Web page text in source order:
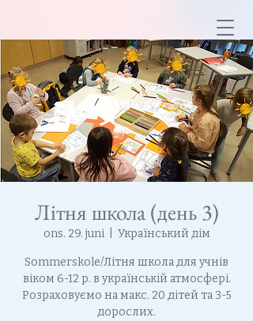
Літня школа (день 3)
ons. 29. juni
  |
Український дім
Sommerskole/Літня школа для учнів
віком 6-12 р. в українській атмосфері.
Розраховуємо на макс. 20 дітей та 3-5
дорослих.